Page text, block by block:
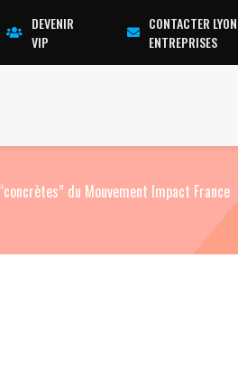
DEVENIR
VIP
CONTACTER LYON
ENTREPRISES
du Mouvement Impact France